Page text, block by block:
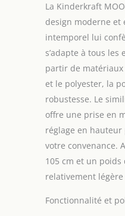
positions) et
confortable.
profond avec
convient aux
(environ 6
extensible et
parent-enfant.
pour les
Elle peut être
face ou dos au
dossier se
jusqu’à la
poussette est
sécurité à 5
inclinable. ●
poussette est
La Kinderkraft
design moderne et
intemporel lui
s’adapte à tous
partir de matériaux
et le polyester, la
robustesse. Le
offre une prise en
réglage en hauteur
votre convenance.
105 cm et un poids
relativement
Fonctionnalité et